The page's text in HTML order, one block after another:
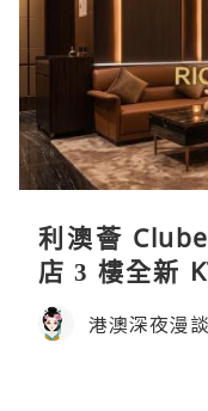
利澳薈
店 3 樓全新
療套票一次過
港澳深夜漫談